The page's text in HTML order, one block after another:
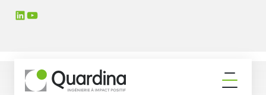
LinkedIn
YouTube
Ouvrir